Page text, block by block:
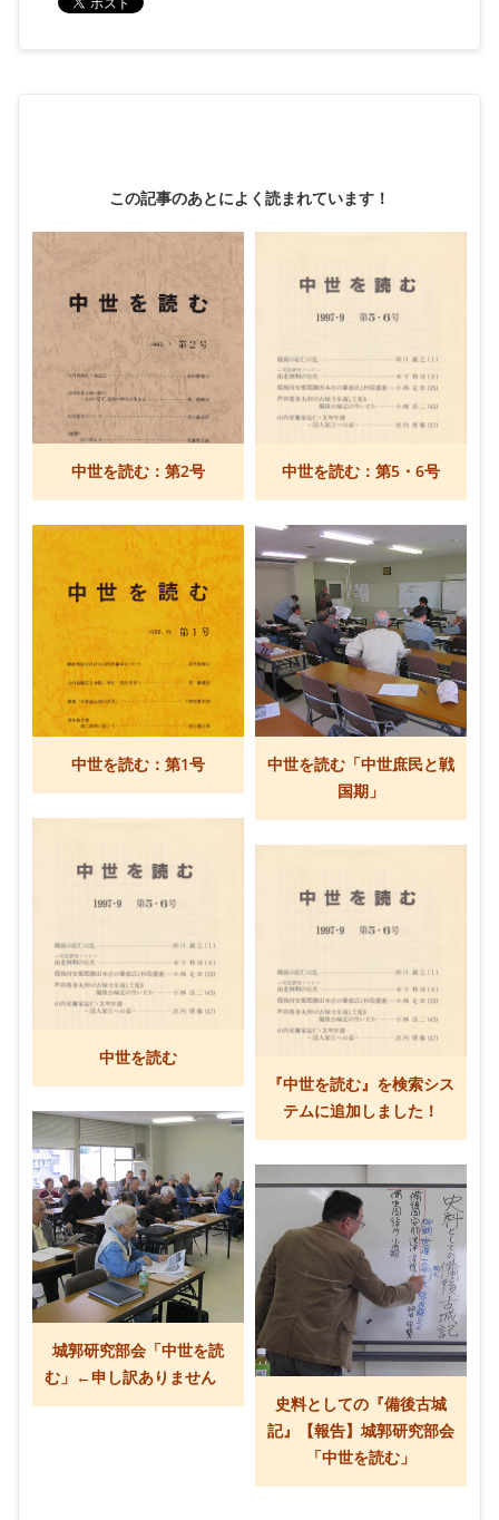
この記事のあとによく読まれています！
中世を読む：第2号 中世を読む：第5・6号
中世を読む：第1号
中世を読む「中世庶民と戦
国期」
中世を読む
『中世を読む』を検索シス
テムに追加しました！
城郭研究部会「中世を読
む」←申し訳ありません
史料としての『備後古城
記』【報告】城郭研究部会
「中世を読む」